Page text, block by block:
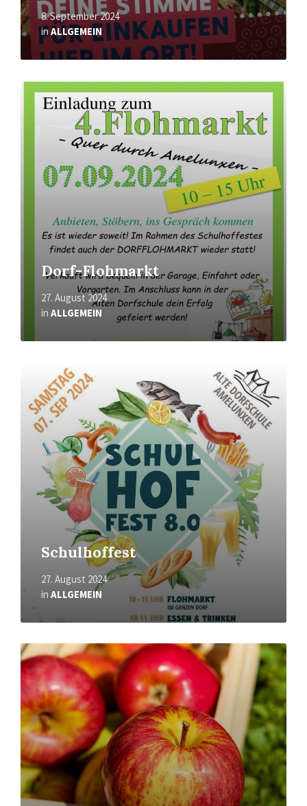
8. September 2024
inALLGEMEIN
Dorf-Flohmarkt
27. August 2024
in ALLGEMEIN
Mehr
erfahren
Schulhoffest
27. August 2024
in ALLGEMEIN
erfahren
Mehr
erfahren